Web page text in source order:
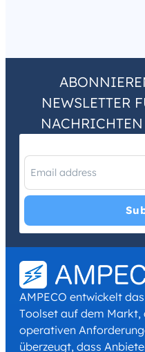
NEWSLETTER
I have read and agree
Conditions.*
AMPECO entwickelt
Toolset auf dem Markt,
operativen
überzeugt, dass